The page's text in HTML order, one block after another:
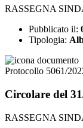
RASSEGNA
Pubblicato il:
Tipologia:
Protocollo 5061/
Circolare del
RASSEGNA